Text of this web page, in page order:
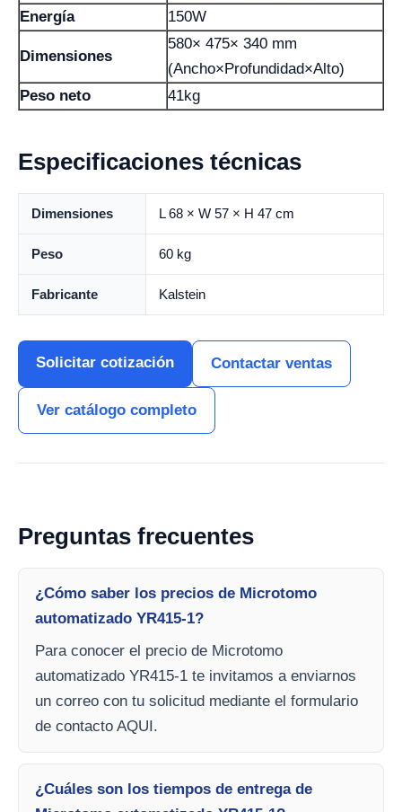
Energía
150W
Dimensiones
580× 475× 340 mm
(Ancho×Profundidad×Alto)
Peso neto
41kg
Especificaciones técnicas
Dimensiones L 68 × W 57 × H 47 cm
Peso 60 kg
Fabricante Kalstein
Solicitar cotización Contactar ventas
Ver catálogo completo
Preguntas frecuentes
¿Cómo saber los precios de Microtomo
automatizado YR415-1?
Para conocer el precio de Microtomo
automatizado YR415-1 te invitamos a enviarnos
un correo con tu solicitud mediante el formulario
de contacto AQUI.
¿Cuáles son los tiempos de entrega de